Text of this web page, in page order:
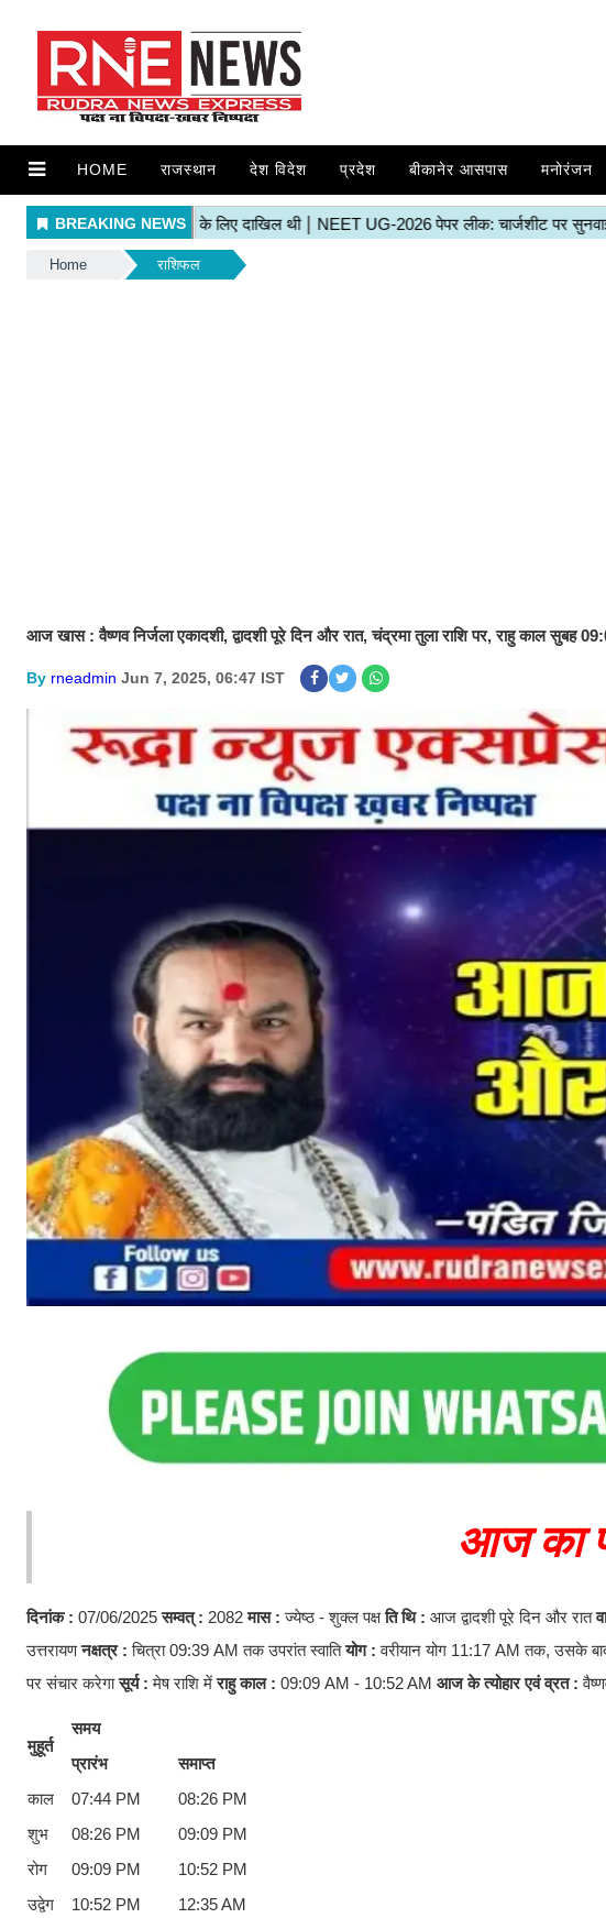
HOME राजस्थान देश विदेश प्रदेश बीकानेर आसपास मनोरंजन
Home राशिफल
आज खास : वैष्णव निर्जला एकादशी, द्वादशी पूरे दिन और रात, चंद्रमा तुला राशि पर, राहु काल सुबह
By rneadmin Jun 7, 2025, 06:47 IST
आज का
दिनांक : 07/06/2025सम्वत् : 2082मास : ज्येष्ठ - शुक्ल पक्षति थि : आज द्वादशी पूरे दिन और रात
उत्तरायणनक्षत्र : चित्रा 09:39 AM तक उपरांत स्वातियोग : वरीयान योग 11:17 AM तक, उसके
पर संचार करेगासूर्य : मेष राशि मेंराहु काल : 09:09 AM - 10:52 AM आज के त्योहार एवं व्रत :
मुहूर्त
समय
प्रारंभ
समाप्त
काल
07:44 PM
08:26 PM
शुभ
08:26 PM
09:09 PM
रोग
09:09 PM
10:52 PM
उद्वेग
10:52 PM
12:35 AM